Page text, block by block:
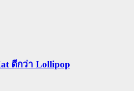
ดีกว่า Lollipop